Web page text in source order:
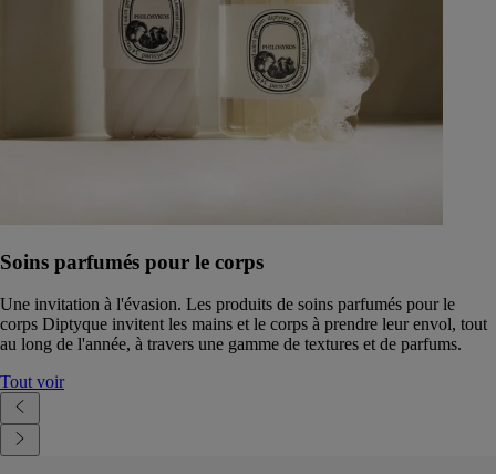
Soins parfumés pour le corps
Une invitation à l'évasion. Les produits de soins parfumés pour le
corps Diptyque invitent les mains et le corps à prendre leur envol, tout
au long de l'année, à travers une gamme de textures et de parfums.
Tout voir